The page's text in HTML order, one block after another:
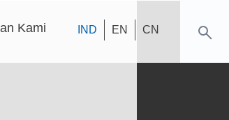
IND EN CN
Kami